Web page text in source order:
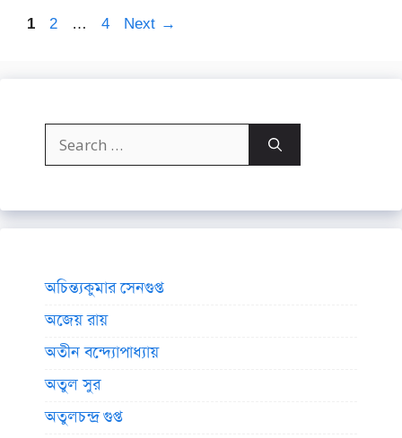
Page
1 Page
2 … Page
4 Next →
Search
for:
অচিন্ত্যকুমার সেনগুপ্ত
অজেয় রায়
অতীন বন্দ্যোপাধ্যায়
অতুল সুর
অতুলচন্দ্র গুপ্ত